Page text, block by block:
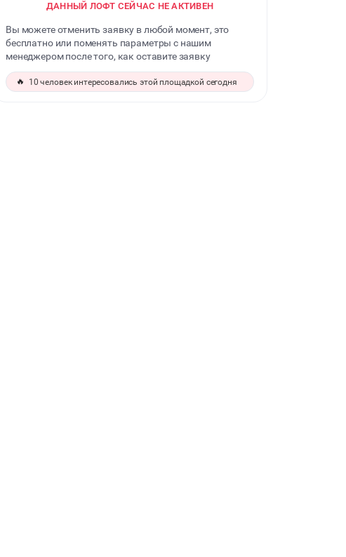
ДЕНЬ РОЖДЕНИЯ
ДЕВИЧНИК
ДАННЫЙ ЛОФТ СЕЙЧАС НЕ АКТИВЕН
Вы можете отменить заявку в любой момент, это
бесплатно или поменять параметры с нашим
менеджером после того, как оставите заявку
🔥 10 человек интересовались этой площадкой сегодня